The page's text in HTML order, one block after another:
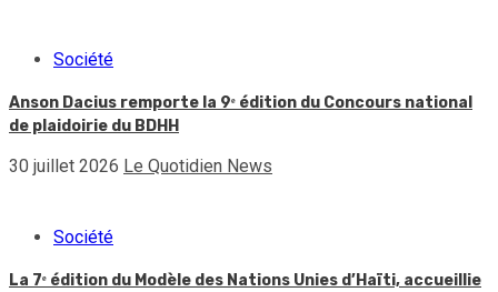
Société
Anson Dacius remporte la 9ᵉ édition du Concours national
de plaidoirie du BDHH
30 juillet 2026 Le Quotidien News
Société
La 7ᵉ édition du Modèle des Nations Unies d’Haïti, accueillie